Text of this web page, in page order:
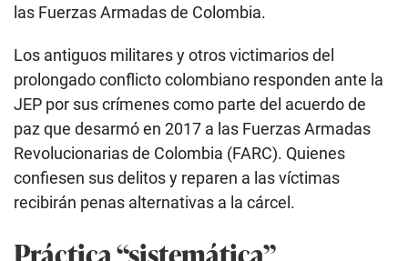
las Fuerzas Armadas de Colombia.
Los antiguos militares y otros victimarios del
prolongado conflicto colombiano responden ante la
JEP por sus crímenes como parte del acuerdo de
paz que desarmó en 2017 a las Fuerzas Armadas
Revolucionarias de Colombia (FARC). Quienes
confiesen sus delitos y reparen a las víctimas
recibirán penas alternativas a la cárcel.